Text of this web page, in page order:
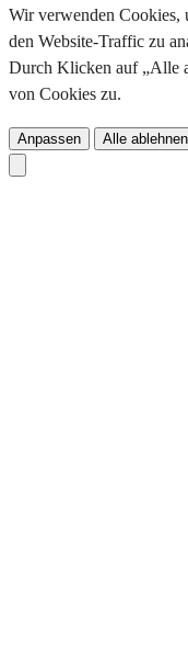
Wir verwenden Cookies,
den Website-Traffic zu
Durch Klicken auf „Alle
von Cookies zu.
Anpassen Alle ablehnen